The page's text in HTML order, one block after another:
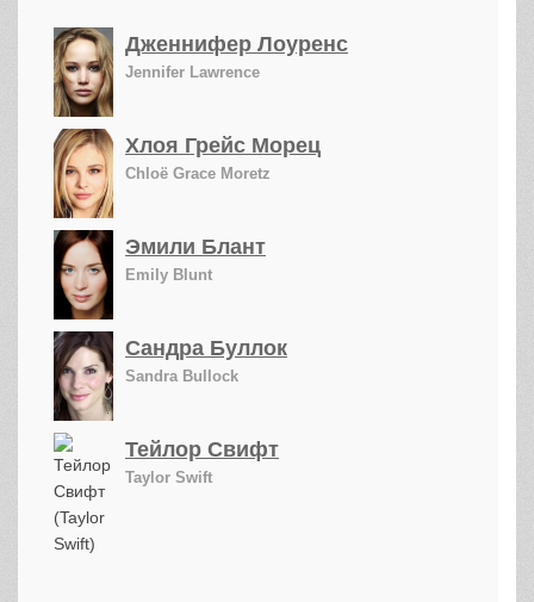
Дженнифер Лоуренс
Jennifer Lawrence
Хлоя Грейс Морец
Chloë Grace Moretz
Эмили Блант
Emily Blunt
Сандра Буллок
Sandra Bullock
Тейлор Свифт
Taylor Swift